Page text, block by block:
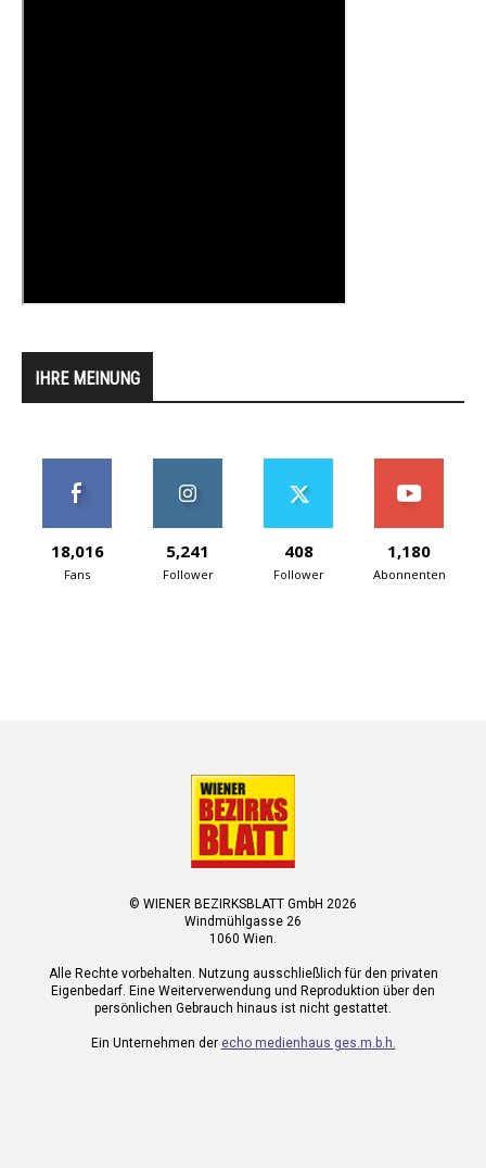
IHRE MEINUNG
18,016
Fans
5,241
Follower
408
Follower
1,180
Abonnenten
© WIENER BEZIRKSBLATT GmbH 2026
Windmühlgasse 26
1060 Wien.
Alle Rechte vorbehalten. Nutzung ausschließlich für den privaten
Eigenbedarf. Eine Weiterverwendung und Reproduktion über den
persönlichen Gebrauch hinaus ist nicht gestattet.
Ein Unternehmen der echo medienhaus ges.m.b.h.